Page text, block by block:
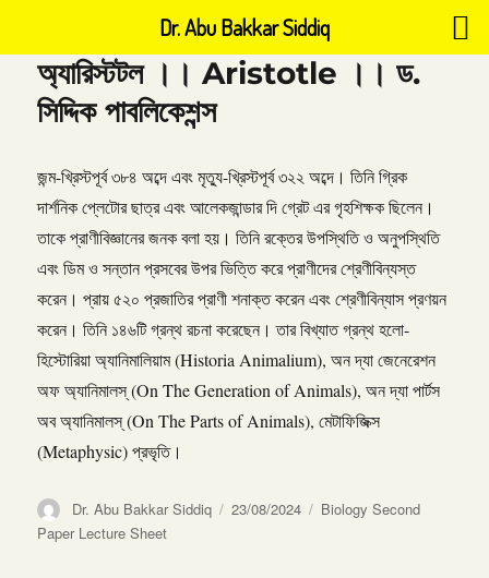
অ্যারিস্টটল ।। Aristotle ।। ড.
সিদ্দিক পাবলিকেশন্স
জন্ম-খ্রিস্টপূর্ব ৩৮৪ অব্দে এবং মৃত্যু-খ্রিস্টপূর্ব ৩২২ অব্দে। তিনি গ্রিক
দার্শনিক প্লেটোর ছাত্র এবং আলেকজান্ডার দি গ্রেট এর গৃহশিক্ষক ছিলেন।
তাকে প্রাণীবিজ্ঞানের জনক বলা হয়। তিনি রক্তের উপস্থিতি ও অনুপস্থিতি
এবং ডিম ও সন্তান প্রসবের উপর ভিত্তি করে প্রাণীদের শ্রেণীবিন্যস্ত
করেন। প্রায় ৫২০ প্রজাতির প্রাণী শনাক্ত করেন এবং শ্রেণীবিন্যাস প্রণয়ন
করেন। তিনি ১৪৬টি গ্রন্থ রচনা করেছেন। তার বিখ্যাত গ্রন্থ হলো-
হিস্টোরিয়া অ্যানিমালিয়াম (Historia Animalium), অন দ্যা জেনেরেশন
অফ অ্যানিমালস্ (On The Generation of Animals), অন দ্যা পার্টস
অব অ্যানিমালস্ (On The Parts of Animals), মেটাফিজিক্স
(Metaphysic) প্রভৃতি।
Author
Dr. Abu Bakkar Siddiq
Posted
23/08/2024 Categories
Biology Second
Paper Lecture Sheet
Dr. Abu Bakkar Siddiq